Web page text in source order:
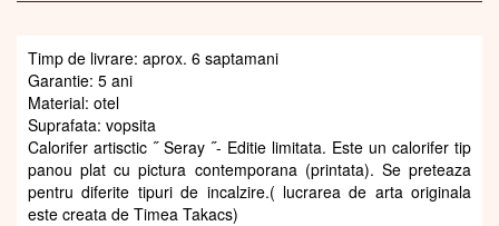
Timp de livrare: aprox. 6 saptamani
Garantie: 5 ani
Material: otel
Suprafata: vopsita
Calorifer artisctic ˝ Seray ˝- Editie limitata. Este un calorifer tip
panou plat cu pictura contemporana (printata). Se preteaza
pentru diferite tipuri de incalzire.( lucrarea de arta originala
este creata de Timea Takacs)